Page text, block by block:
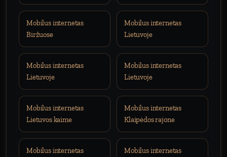
Mobilus internetas
Biržuose
Mobilus internetas
Lietuvoje
Mobilus internetas
Lietuvoje
Mobilus internetas
Lietuvoje
Mobilus internetas
Lietuvos kaime
Mobilus internetas
Klaipėdos rajone
Mobilus internetas
Mobilus internetas